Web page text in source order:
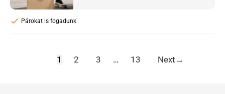
Párokat is fogadunk
check
1 2 3 … 13 Next →